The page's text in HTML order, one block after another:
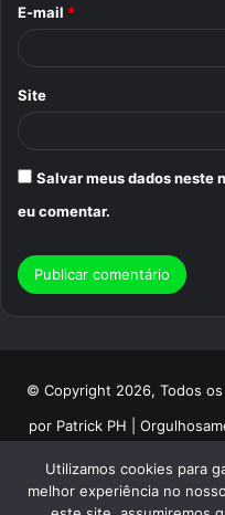
E-mail *
Site
Salvar meus dados neste
eu comentar.
© Copyright 2026, Todos
por Patrick PH |
Início
Sobre Termos
Utilizamos cookies para
melhor experiência no